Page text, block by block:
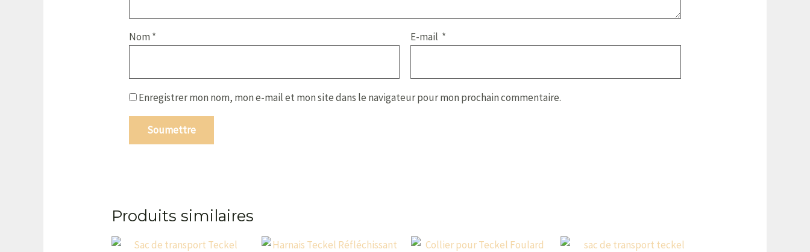
Nom * E-mail *
Enregistrer mon nom, mon e-mail et mon site dans le navigateur pour mon prochain commentaire.
Produits similaires